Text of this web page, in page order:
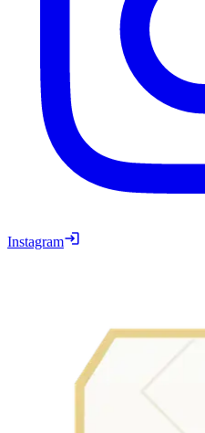
Instagram